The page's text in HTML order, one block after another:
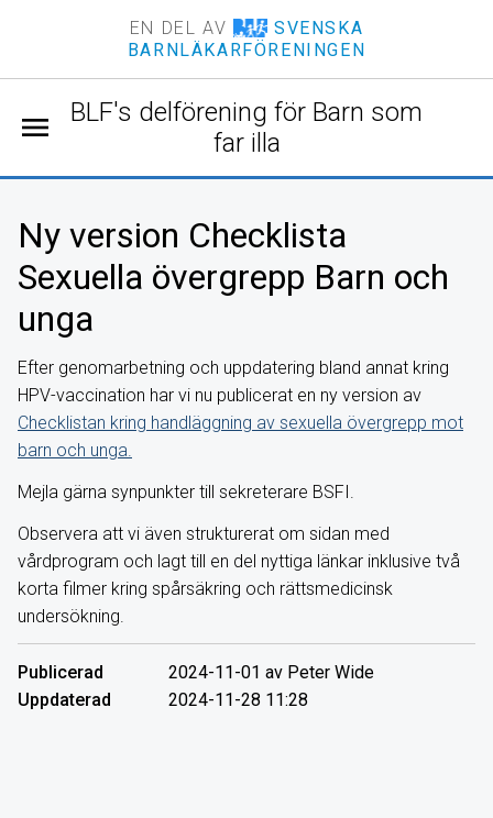
EN DEL AV
SVENSKA
BARNLÄKARFÖRENINGEN
BLF's delförening för Barn som
far illa
menu
Ny version Checklista
Sexuella övergrepp Barn och
unga
Efter genomarbetning och uppdatering bland annat kring
HPV-vaccination har vi nu publicerat en ny version av
Checklistan kring handläggning av sexuella övergrepp mot
barn och unga.
Mejla gärna synpunkter till sekreterare BSFI.
Observera att vi även strukturerat om sidan med
vårdprogram och lagt till en del nyttiga länkar inklusive två
korta filmer kring spårsäkring och rättsmedicinsk
undersökning.
Publicerad
2024-11-01 av Peter Wide
Uppdaterad
2024-11-28 11:28